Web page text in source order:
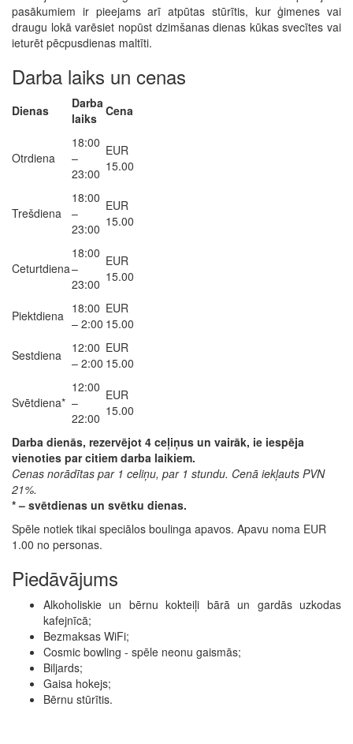
pasākumiem ir pieejams arī atpūtas stūrītis, kur ģimenes vai
draugu lokā varēsiet nopūst dzimšanas dienas kūkas svecītes vai
ieturēt pēcpusdienas maltīti.
Darba laiks un cenas
Dienas
Darba
laiks Cena
Otrdiena
18:00
–
23:00
EUR
15.00
Trešdiena
18:00
–
23:00
EUR
15.00
Ceturtdiena
18:00
–
23:00
EUR
15.00
Piektdiena 18:00
– 2:00
EUR
15.00
Sestdiena
12:00
– 2:00
EUR
15.00
Svētdiena*
12:00
–
22:00
EUR
15.00
Darba dienās, rezervējot 4 ceļiņus un vairāk, ie iespēja
vienoties par citiem darba laikiem.
Cenas norādītas par 1 celiņu, par 1 stundu. Cenā iekļauts PVN
21%.
* – svētdienas un svētku dienas.
Spēle notiek tikai speciālos boulinga apavos. Apavu noma EUR
1.00 no personas.
Piedāvājums
Alkoholiskie un bērnu kokteiļi bārā un gardās uzkodas
kafejnīcā;
Bezmaksas WiFi;
Cosmic bowling - spēle neonu gaismās;
Biljards;
Gaisa hokejs;
Bērnu stūrītis.